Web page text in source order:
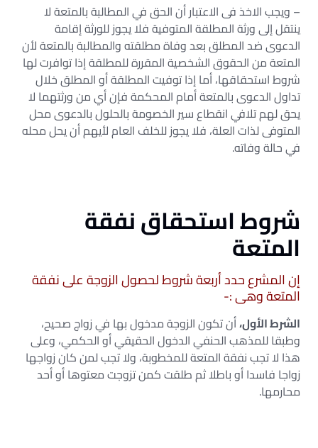
– ويجب الاخذ فى الاعتبار أن الحق في المطالبة بالمتعة لا
ينتقل إلى ورثة المطلقة المتوفية فلا يجوز للورثة إقامة
الدعوى ضد المطلق بعد وفاة مطلقته والمطالبة بالمتعة لأن
المتعة من الحقوق الشخصية المقررة للمطلقة إذا توافرت لها
شروط استحقاقها، أما إذا توفيت المطلقة أو المطلق خلال
تداول الدعوى بالمتعة أمام المحكمة فإن أي من ورثتهما لا
يحق لهم تلافي انقطاع سير الخصومة بالحلول بالدعوى محل
المتوفى لذات العلة، فلا يجوز للخلف العام لأيهم أن يحل محله
في حالة وفاته.
شروط استحقاق نفقة
المتعة
إن المشرع حدد أربعة شروط لحصول الزوجة على نفقة
المتعة وهى :-
الشرط الأول،أن تكون الزوجة مدخول بها في زواج صحيح،
وطبقا للمذهب الحنفي الدخول الحقيقي أو الحكمي، وعلى
هذا لا تجب نفقة المتعة للمخطوبة، ولا تجب لمن كان زواجها
زواجا فاسدا أو باطلا ثم طلقت كمن تزوجت معتوها أو أحد
محارمها.